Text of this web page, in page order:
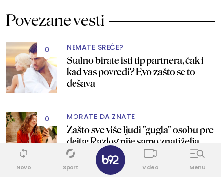
Povezane vesti
0 NEMATE SREĆE?
Stalno birate isti tip partnera, čak i
kad vas povredi? Evo zašto se to
dešava
0 MORATE DA ZNATE
Zašto sve više ljudi "gugla" osobu pre
dejta: Razlog nije samo znatiželja
Novo Sport Video Menu
✕